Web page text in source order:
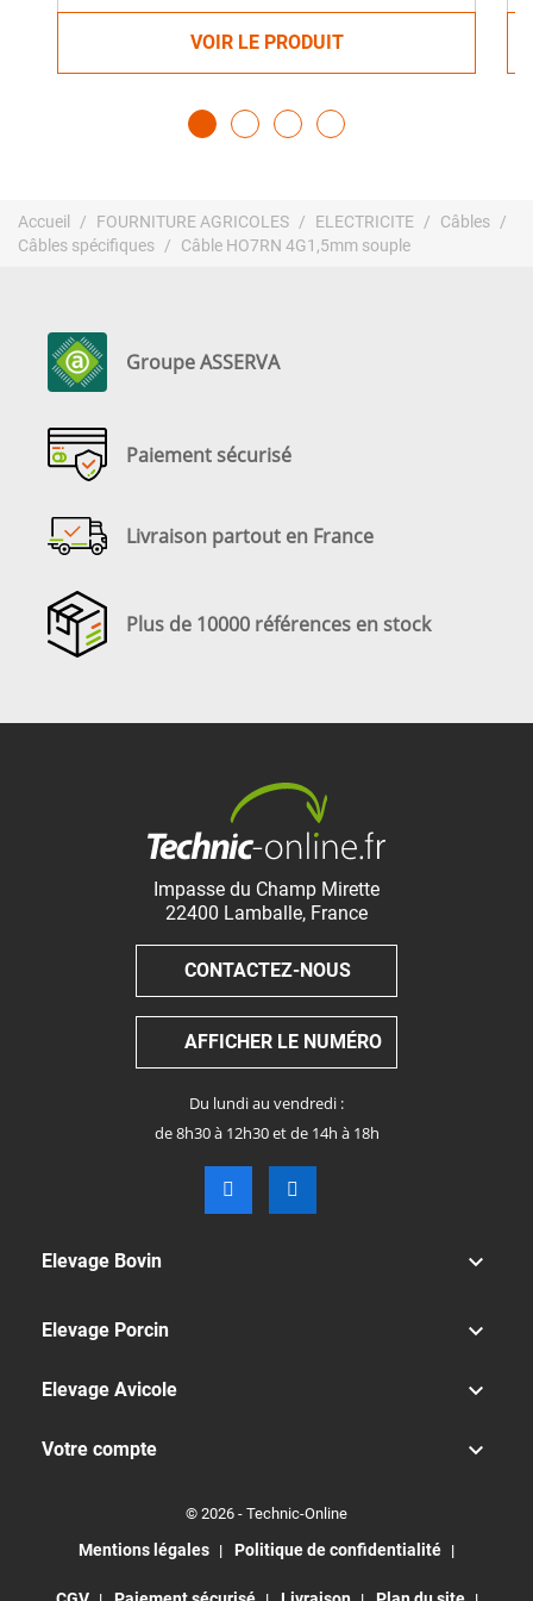
VOIR LE PRODUIT
Accueil FOURNITURE AGRICOLES ELECTRICITE
Câbles
Câbles spécifiques
Câble HO7RN 4G1,5mm souple
Groupe ASSERVA
Paiement sécurisé
Livraison partout en France
Plus de 10000 références en stock
Impasse du Champ Mirette
22400 Lamballe, France
CONTACTEZ-NOUS
AFFICHER LE NUMÉRO
Du lundi au vendredi :
de 8h30 à 12h30 et de 14h à 18h
Elevage Bovin 
Elevage Porcin 
Elevage Avicole 
Votre compte 
© 2026 - Technic-Online
Mentions légales Politique de confidentialité